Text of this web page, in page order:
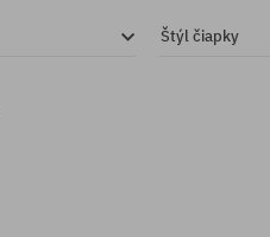
Štýl čiapky